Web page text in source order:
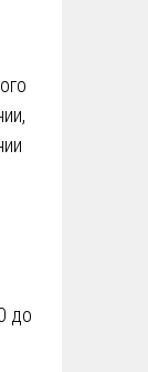
до